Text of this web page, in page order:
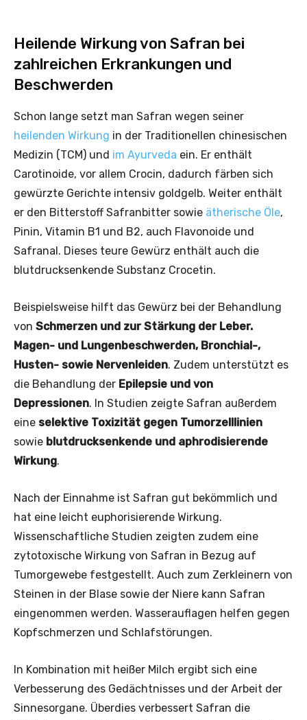
Heilende Wirkung von Safran bei
zahlreichen Erkrankungen und
Beschwerden
Schon lange setzt man Safran wegen seiner
heilenden Wirkung in der Traditionellen chinesischen
Medizin (TCM) und im Ayurveda ein. Er enthält
Carotinoide, vor allem Crocin, dadurch färben sich
gewürzte Gerichte intensiv goldgelb. Weiter enthält
er den Bitterstoff Safranbitter sowie ätherische Öle,
Pinin, Vitamin B1 und B2, auch Flavonoide und
Safranal. Dieses teure Gewürz enthält auch die
blutdrucksenkende Substanz Crocetin.
Beispielsweise hilft das Gewürz bei der Behandlung
von Schmerzen und zur Stärkung der Leber.
Magen- und Lungenbeschwerden, Bronchial-,
Husten- sowie Nervenleiden. Zudem unterstützt es
die Behandlung der Epilepsie und von
Depressionen. In Studien zeigte Safran außerdem
eine selektive Toxizität gegen Tumorzelllinien
sowie blutdrucksenkende und aphrodisierende
Wirkung.
Nach der Einnahme ist Safran gut bekömmlich und
hat eine leicht euphorisierende Wirkung.
Wissenschaftliche Studien zeigten zudem eine
zytotoxische Wirkung von Safran in Bezug auf
Tumorgewebe festgestellt. Auch zum Zerkleinern von
Steinen in der Blase sowie der Niere kann Safran
eingenommen werden. Wasserauflagen helfen gegen
Kopfschmerzen und Schlafstörungen.
In Kombination mit heißer Milch ergibt sich eine
Verbesserung des Gedächtnisses und der Arbeit der
Sinnesorgane. Überdies verbessert Safran die